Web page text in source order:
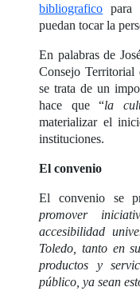
bibliografico para
puedan tocar la
En palabras de
Consejo
se trata de un
hace que “la
materializar el
instituciones.
El convenio
El convenio se
promover
accesibilidad
Toledo, tanto en
productos y
público, ya sean